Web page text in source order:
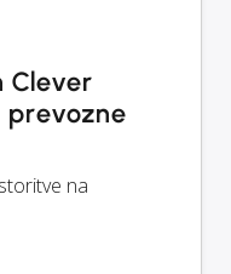
Clever
prevozne
na